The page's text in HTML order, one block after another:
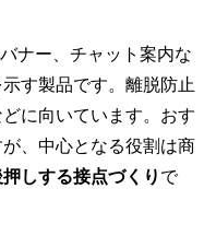
ナー、チャット案内な
す製品です。離脱防止
に向いています。おす
、中心となる役割は商
しする接点づくり で